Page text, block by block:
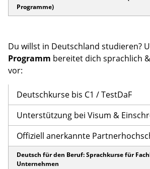
Programme)
Du willst in Deutschland studieren?
Programm bereitet dich sprachlich
vor:
Deutschkurse bis C1 / TestDaF
Unterstützung bei Visum &
Offiziell anerkannte
Deutsch für den Beruf: Sprachkurse für
Unternehmen